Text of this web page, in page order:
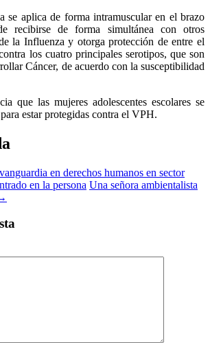
se aplica de forma intramuscular en el brazo
recibirse de forma simultánea con otros
la Influenza y otorga protección de entre el
los cuatro principales serotipos, que son
Cáncer, de acuerdo con la susceptibilidad
que las mujeres adolescentes escolares se
estar protegidas contra el VPH.
en derechos humanos en sector
en la persona Una señora ambientalista